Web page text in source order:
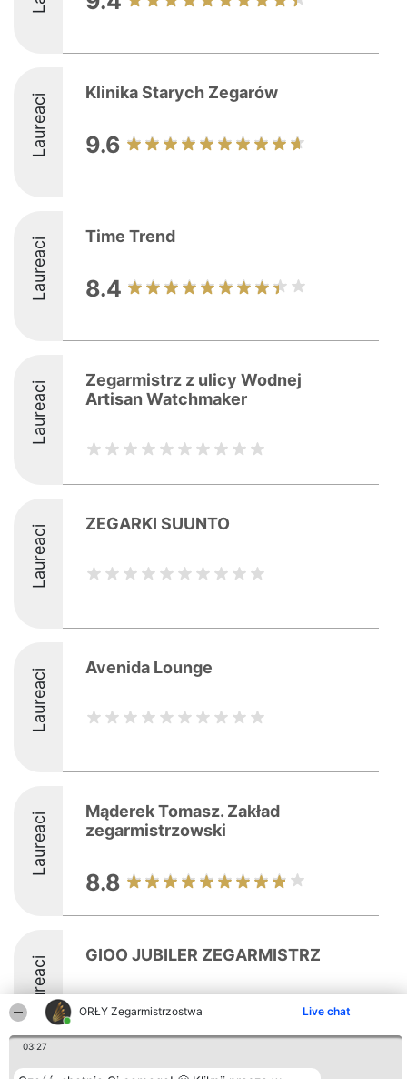
ORŁY Zegarmistrzostwa Live chat
03:27
Laureaci Klinika Starych Zegarów
9.6
Laureaci Time Trend
8.4
Laureaci
Zegarmistrz z ulicy Wodnej
Artisan Watchmaker
Laureaci ZEGARKI SUUNTO
Laureaci Avenida Lounge
Laureaci
Mąderek Tomasz. Zakład
zegarmistrzowski
8.8
Laureaci GIOO JUBILER ZEGARMISTRZ
9